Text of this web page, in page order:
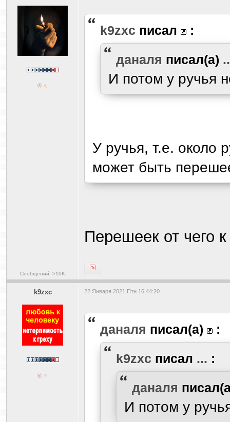
Сообщений: >10K
k9zxc писал :
даналя писал(а)
И потом у ручья
У ручья, т.е. около
может быть
Перешеек от чего
k9zxc 22 Января 2021 Птн 16:44:20
даналя писал(а) :
k9zxc писал ... :
даналя
И потом у